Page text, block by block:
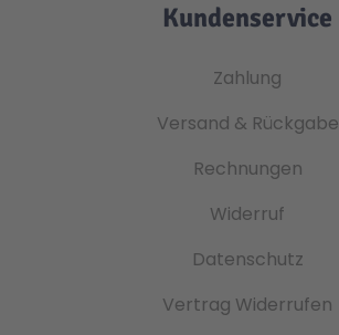
Kundenservice
Zahlung
Versand & Rückgabe
Rechnungen
Widerruf
Datenschutz
Vertrag Widerrufen